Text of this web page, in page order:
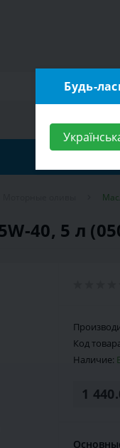
40, 5 л
Код
Наличие:
1
Будь-